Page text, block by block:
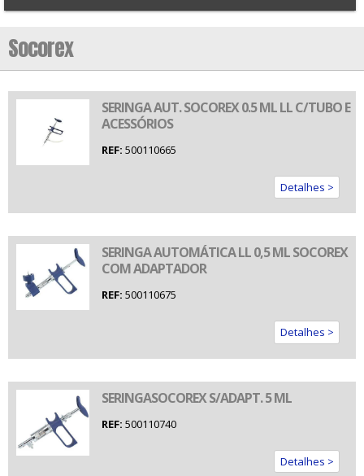
Socorex
SERINGA AUT. SOCOREX 0.5 ML LL C/TUBO E
ACESSÓRIOS
REF: 500110665
Detalhes >
SERINGA AUTOMÁTICA LL 0,5 ML SOCOREX
COM ADAPTADOR
REF: 500110675
Detalhes >
SERINGASOCOREX S/ADAPT. 5 ML
REF: 500110740
Detalhes >